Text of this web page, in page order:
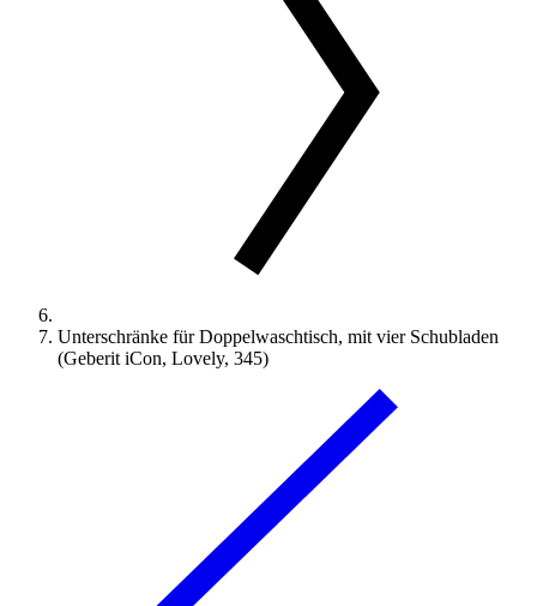
Unterschränke für Doppelwaschtisch, mit vier Schubladen
(Geberit iCon, Lovely, 345)